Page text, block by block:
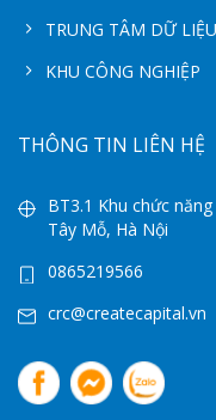
TRUNG TÂM DỮ
KHU CÔNG NGHIỆP
THÔNG TIN LIÊN HỆ
BT3.1 Khu chức
Tây Mỗ, Hà Nội
0865219566
crc@createcapital.vn